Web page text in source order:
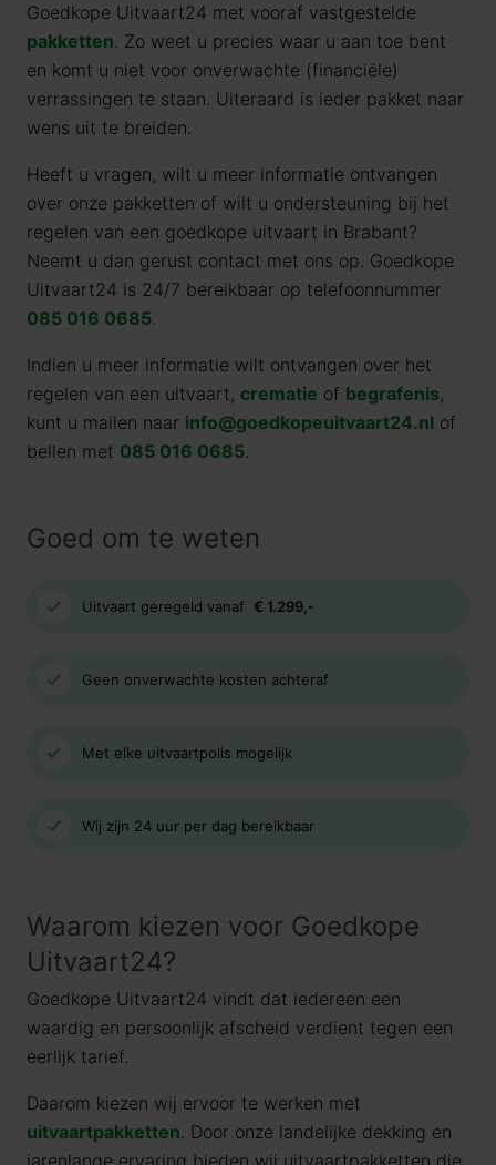
Goedkope Uitvaart24 met vooraf vastgestelde
pakketten. Zo weet u precies waar u aan toe bent
en komt u niet voor onverwachte (financiële)
verrassingen te staan. Uiteraard is ieder pakket naar
wens uit te breiden.
Heeft u vragen, wilt u meer informatie ontvangen
over onze pakketten of wilt u ondersteuning bij het
regelen van een goedkope uitvaart in Brabant?
Neemt u dan gerust contact met ons op. Goedkope
Uitvaart24 is 24/7 bereikbaar op telefoonnummer
085 016 0685.
Indien u meer informatie wilt ontvangen over het
regelen van een uitvaart, crematie of begrafenis,
kunt u mailen naar info@goedkopeuitvaart24.nl of
bellen met 085 016 0685.
Goed om te weten
Uitvaart geregeld vanaf € 1.299,-
Geen onverwachte kosten achteraf
Met elke uitvaartpolis mogelijk
Wij zijn 24 uur per dag bereikbaar
Waarom kiezen voor Goedkope
Uitvaart24?
Goedkope Uitvaart24 vindt dat iedereen een
waardig en persoonlijk afscheid verdient tegen een
eerlijk tarief.
Daarom kiezen wij ervoor te werken met
uitvaartpakketten. Door onze landelijke dekking en
jarenlange ervaring bieden wij uitvaartpakketten die